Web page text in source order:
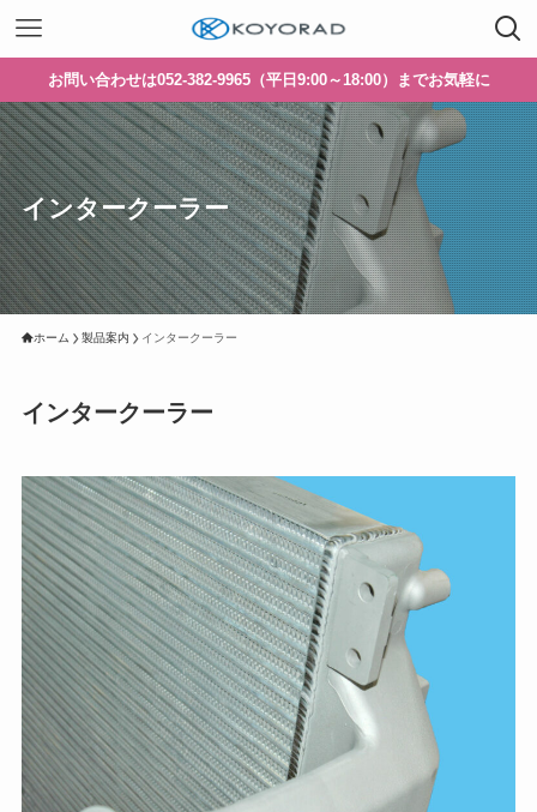
お問い合わせは052-382-9965（平日9:00～18:00）までお気軽に
インタークーラー
ホーム 製品案内 インタークーラー
インタークーラー